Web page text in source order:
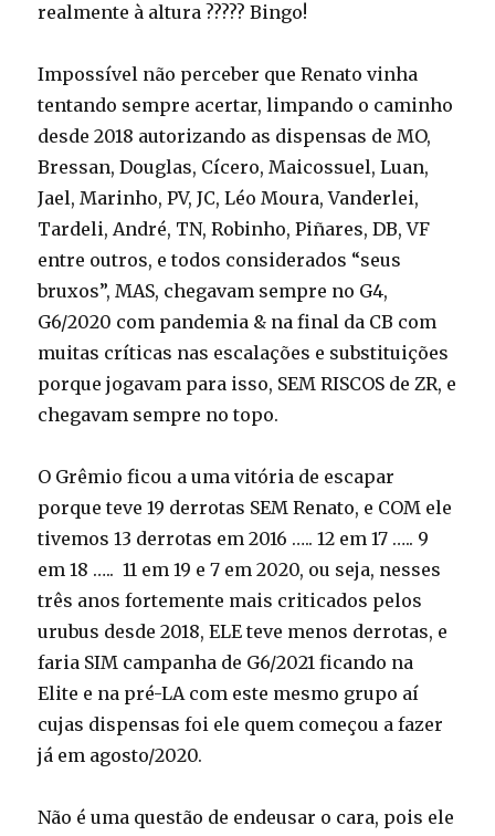
realmente à altura ????? Bingo!
Impossível não perceber que Renato vinha
tentando sempre acertar, limpando o caminho
desde 2018 autorizando as dispensas de MO,
Bressan, Douglas, Cícero, Maicossuel, Luan,
Jael, Marinho, PV, JC, Léo Moura, Vanderlei,
Tardeli, André, TN, Robinho, Piñares, DB, VF
entre outros, e todos considerados “seus
bruxos”, MAS, chegavam sempre no G4,
G6/2020 com pandemia & na final da CB com
muitas críticas nas escalações e substituições
porque jogavam para isso, SEM RISCOS de ZR, e
chegavam sempre no topo.
O Grêmio ficou a uma vitória de escapar
porque teve 19 derrotas SEM Renato, e COM ele
tivemos 13 derrotas em 2016 ….. 12 em 17 ….. 9
em 18 ….. 11 em 19 e 7 em 2020, ou seja, nesses
três anos fortemente mais criticados pelos
urubus desde 2018, ELE teve menos derrotas, e
faria SIM campanha de G6/2021 ficando na
Elite e na pré-LA com este mesmo grupo aí
cujas dispensas foi ele quem começou a fazer
já em agosto/2020.
Não é uma questão de endeusar o cara, pois ele